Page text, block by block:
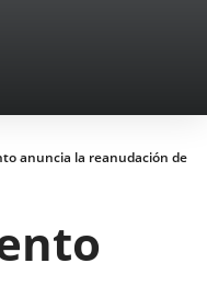
anuncia la reanudación de